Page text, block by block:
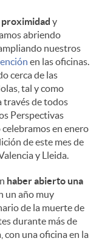
y
abriendo
nuestros
en las oficinas.
cerca de las
tal y como
través de todos
Perspectivas
celebramos en enero
de este mes de
y Lleida.
haber abierto una
un año muy
de la muerte de
durante más de
con una oficina en la